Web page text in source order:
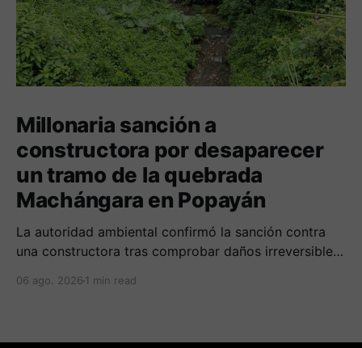
Millonaria sanción a
constructora por desaparecer
un tramo de la quebrada
Machángara en Popayán
La autoridad ambiental confirmó la sanción contra
una constructora tras comprobar daños irreversibles
autorizada de un árbol.
06 ago. 2026 1 min read